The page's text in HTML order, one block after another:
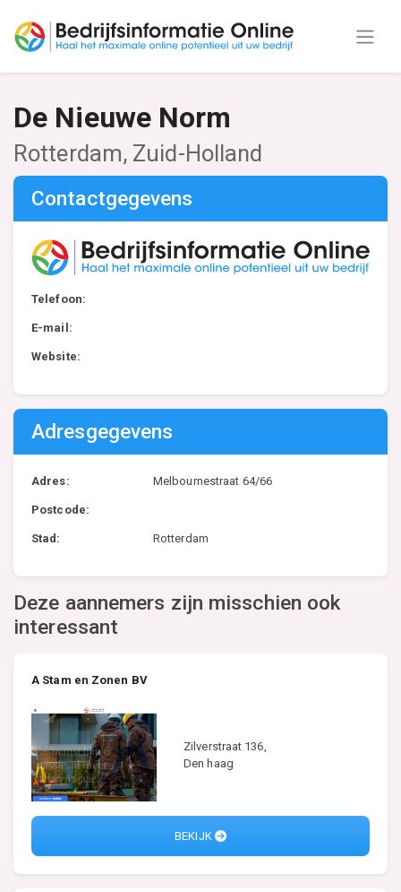
De Nieuwe Norm
Rotterdam, Zuid-Holland
Contactgegevens
Telefoon:
E-mail:
Website:
Adresgegevens
Adres: Melbournestraat 64/66
Postcode:
Stad: Rotterdam
Deze aannemers zijn misschien ook
interessant
A Stam en Zonen BV
Zilverstraat 136,
Den haag
BEKIJK